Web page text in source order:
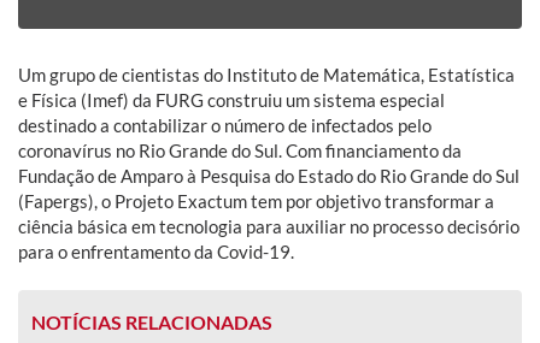
Um grupo de cientistas do Instituto de Matemática, Estatística
e Física (Imef) da FURG construiu um sistema especial
destinado a contabilizar o número de infectados pelo
coronavírus no Rio Grande do Sul. Com financiamento da
Fundação de Amparo à Pesquisa do Estado do Rio Grande do Sul
(Fapergs), o Projeto Exactum tem por objetivo transformar a
ciência básica em tecnologia para auxiliar no processo decisório
para o enfrentamento da Covid-19.
NOTÍCIAS RELACIONADAS